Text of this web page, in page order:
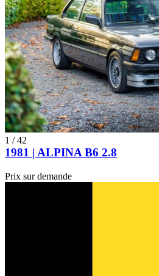
1 /42
1981 | ALPINA B6 2.8
Prix sur demande